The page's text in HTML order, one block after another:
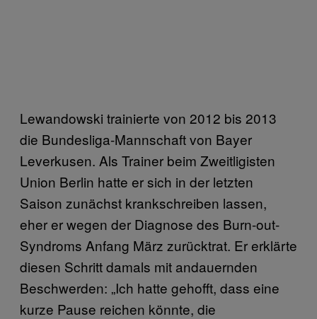
Lewandowski trainierte von 2012 bis 2013
die Bundesliga-Mannschaft von Bayer
Leverkusen. Als Trainer beim Zweitligisten
Union Berlin hatte er sich in der letzten
Saison zunächst krankschreiben lassen,
eher er wegen der Diagnose des Burn-out-
Syndroms Anfang März zurücktrat. Er erklärte
diesen Schritt damals mit andauernden
Beschwerden: „Ich hatte gehofft, dass eine
kurze Pause reichen könnte, die